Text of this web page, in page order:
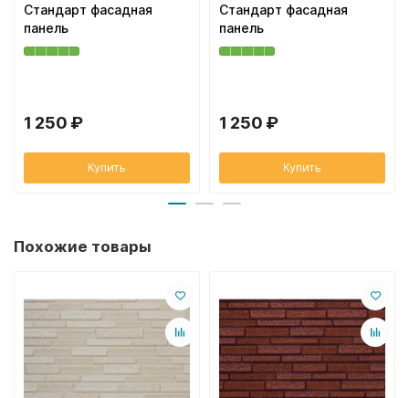
Стандарт фасадная
панель
1 250 ₽
Купить
Стандарт фасадная
панель
1 250 ₽
Купить
Похожие товары